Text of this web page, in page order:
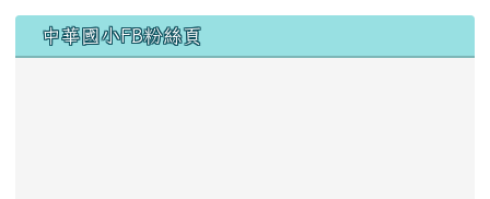
右邊區域內容
中華國小FB粉絲頁